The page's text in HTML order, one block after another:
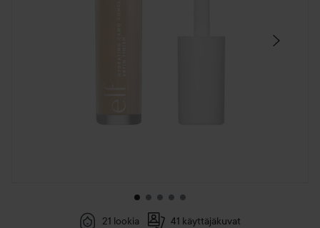
21 lookia 41 käyttäjäkuvat